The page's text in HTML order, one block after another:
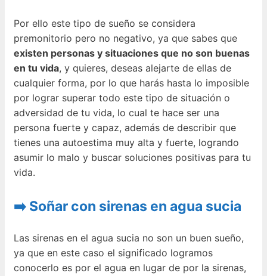
Por ello este tipo de sueño se considera
premonitorio pero no negativo, ya que sabes que
existen personas y situaciones que no son buenas
en tu vida, y quieres, deseas alejarte de ellas de
cualquier forma, por lo que harás hasta lo imposible
por lograr superar todo este tipo de situación o
adversidad de tu vida, lo cual te hace ser una
persona fuerte y capaz, además de describir que
tienes una autoestima muy alta y fuerte, logrando
asumir lo malo y buscar soluciones positivas para tu
vida.
➡️ Soñar con sirenas en agua sucia
Las sirenas en el agua sucia no son un buen sueño,
ya que en este caso el significado logramos
conocerlo es por el agua en lugar de por la sirenas,